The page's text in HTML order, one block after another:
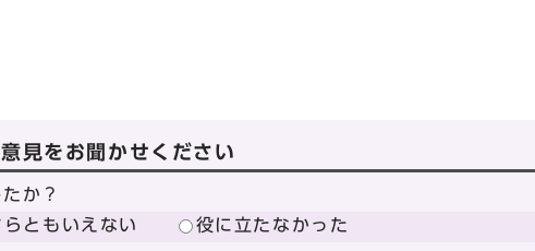
見をお聞かせください
か？
らともいえない 役に立たなかった